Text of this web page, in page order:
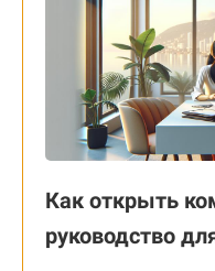
Как открыть
руководство